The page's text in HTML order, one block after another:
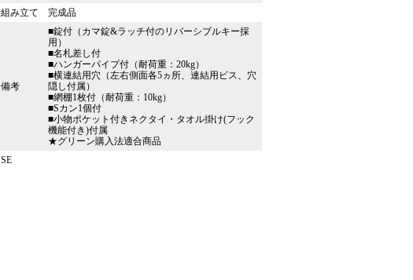
組み立て
完成品
備考
■錠付（カマ錠&ラッチ付のリバーシブルキー採
用）
■名札差し付
■ハンガーパイプ付（耐荷重：20kg）
■横連結用穴（左右側面各5ヵ所、連結用ビス、穴
隠し付属）
■網棚1枚付（耐荷重：10kg）
■Sカン1個付
■小物ポケット付きネクタイ・タオル掛け(フック
機能付き)付属
★グリーン購入法適合商品
SE